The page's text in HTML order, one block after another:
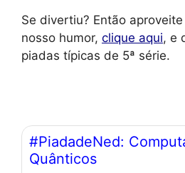
Se divertiu? Então
nosso humor, clique aqui, e
piadas típicas de 5ª série.
#PiadadeNed:
Quânticos